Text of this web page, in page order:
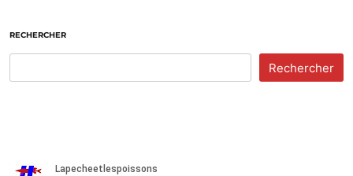
RECHERCHER
Rechercher